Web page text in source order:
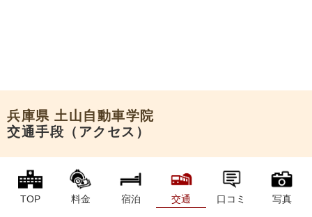
兵庫県 土山自動車学院
交通手段（アクセス）
TOP 料金 宿泊 交通 口コミ 写真